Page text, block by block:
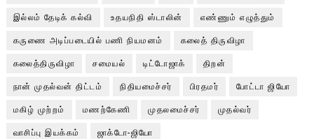
இல்லம் தேடிக் கல்வி உதயநிதி ஸ்டாலின் எண்ணும் எழுத்தும்
கருணை அடிப்படையில் பணி நியமனம் கலைத் திருவிழா
கலைத்திருவிழா சமையல் டிட்டோஜாக் திறன்
நான் முதல்வன் திட்டம் நிதியமைச்சர் பிரதமர் போட்டா ஜியோ
மகிழ் முற்றம் மணற்கேணி முதலமைச்சர் முதல்வர்
வாசிப்பு இயக்கம் ஜாக்டோ-ஜியோ